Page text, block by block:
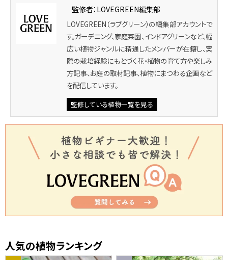
監修者：LOVEGREEN編集部
LOVEGREEN（ラブグリーン）の編集部アカウントで
す。ガーデニング、家庭菜園、インドアグリーンなど、幅
広い植物ジャンルに精通したメンバーが在籍し、実
際の栽培経験にもとづく花・植物の育て方や楽しみ
方記事、お庭の取材記事、植物にまつわる企画など
を配信しています。
監修している植物一覧を見る
人気の植物ランキング